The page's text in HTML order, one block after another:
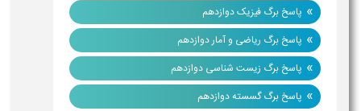
» پاسخ برگ فیزیک دوازدهم
» پاسخ برگ ریاضی و آمار دوازدهم
» پاسخ برگ زیست شناسی دوازدهم
» پاسخ برگ گسسته دوازدهم